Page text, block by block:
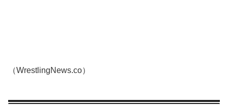
（WrestlingNews.co）